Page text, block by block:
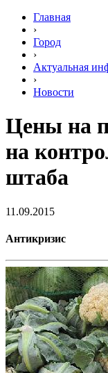
Главная
›
Город
›
Актуальная
›
Новости
Цены на
на
штаба
11.09.2015
Антикризис